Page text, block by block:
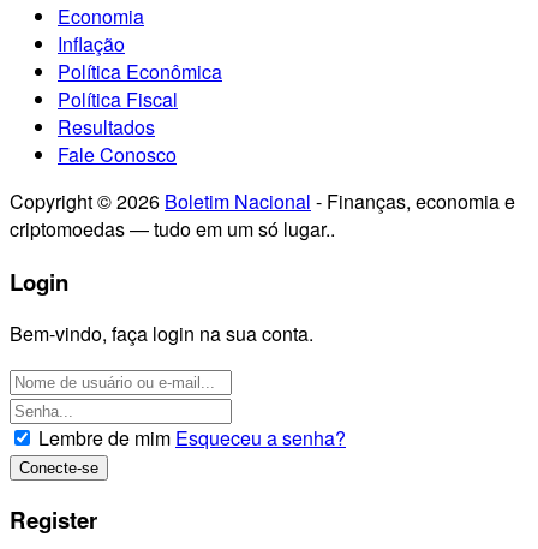
Economia
Inflação
Política Econômica
Política Fiscal
Resultados
Fale Conosco
Copyright © 2026 Boletim Nacional - Finanças, economia e
criptomoedas — tudo em um só lugar..
Login
Bem-vindo, faça login na sua conta.
Lembre de mim Esqueceu a senha?
Register